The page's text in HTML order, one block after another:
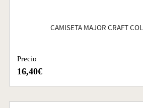
CAMISETA MAJOR CRAFT
Precio
16,40€